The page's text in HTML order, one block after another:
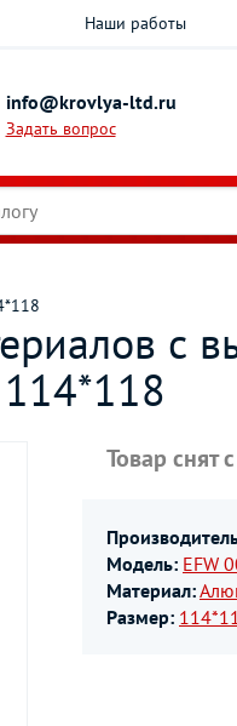
Наши работы
info@krovlya-ltd.ru
Задать вопрос
с
Товар снят
Модель: EFW
Материал:
Размер: